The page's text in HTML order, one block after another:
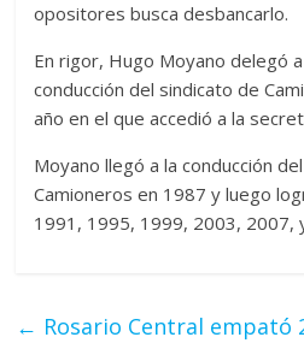
opositores busca desbancarlo.
En rigor, Hugo Moyano delegó
conducción del sindicato de
año en el que accedió a la
Moyano llegó a la conducción
Camioneros en 1987 y luego
1991, 1995, 1999, 2003, 2007,
← Rosario Central empató